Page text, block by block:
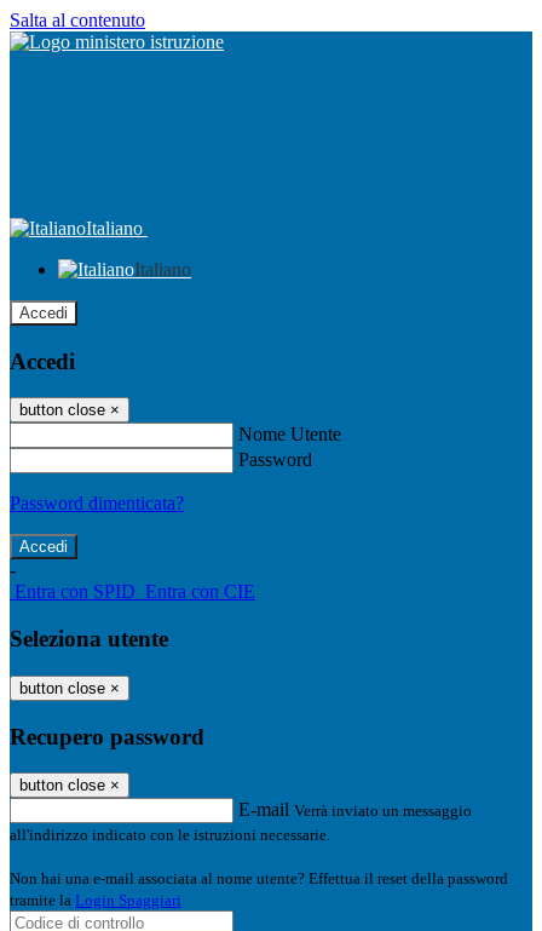
Salta al contenuto
Italiano
Italiano
Accedi
Accedi
button close ×
Nome Utente
Password
Password dimenticata?
-
Entra con SPID Entra con CIE
Seleziona utente
button close ×
Recupero password
button close ×
E-mail Verrà inviato un messaggio
all'indirizzo indicato con le istruzioni necessarie.
Non hai una e-mail associata al nome utente? Effettua il reset della password
tramite la Login Spaggiari